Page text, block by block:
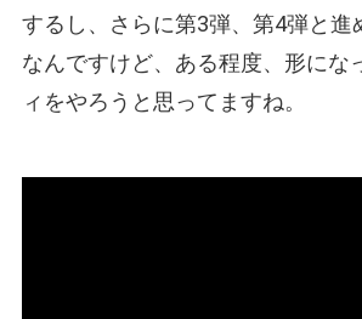
するし、さらに第3弾、第4弾と進
なんですけど、ある程度、形にな
ィをやろうと思ってますね。